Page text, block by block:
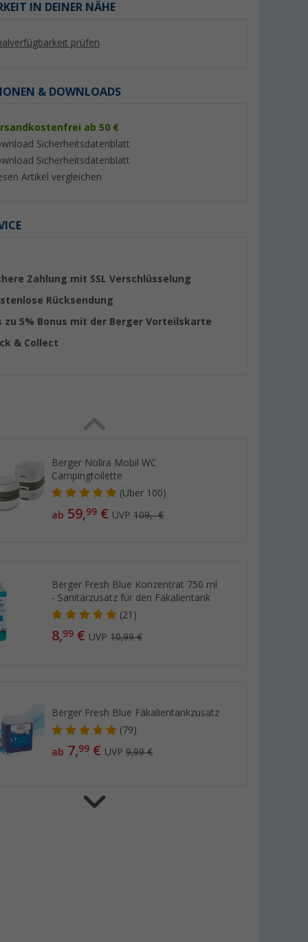
IN DEINER NÄHE
prüfen
& DOWNLOADS
ab 50 €
Sicherheitsdatenblatt
Sicherheitsdatenblatt
Artikel vergleichen
Zahlung mit SSL Verschlüsselung
Rücksendung
zu 5% Bonus mit der Berger Vorteilskarte
& Collect
Berger Nolira Mobil WC
Campingtoilette
(Über 100)
ab 59,99 € UVP109,- €
Berger Fresh Blue Konzentrat 750 ml
- Sanitärzusatz für den Fäkalientank
(21)
8,99 € UVP10,99 €
Berger Fresh Blue Fäkalientankzusatz
(79)
ab 7,99 € UVP9,99 €
15
%
UVP 17,95 €
(6, 50 € / 1 l)